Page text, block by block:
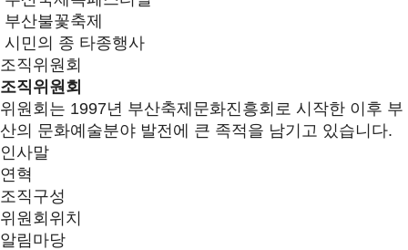
부산불꽃축제
시민의 종 타종행사
조직위원회
조직위원회
위원회는 1997년 부산축제문화진흥회로 시작한 이후 부
산의 문화예술분야 발전에 큰 족적을 남기고 있습니다.
인사말
연혁
조직구성
위원회위치
알림마당